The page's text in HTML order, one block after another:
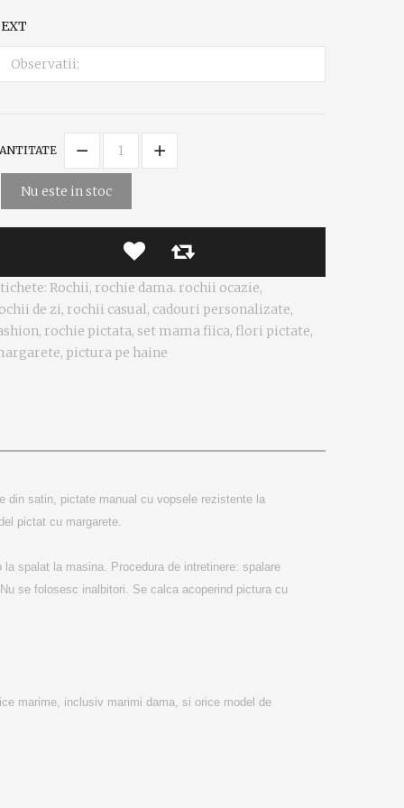
Nu este in stoc
Rochii, rochie dama. rochii ocazie,
de zi, rochii casual, cadouri personalizate,
, rochie pictata, set mama fiica, flori pictate,
, pictura pe haine
din satin, pictate manual cu vopsele rezistente la
pictat cu margarete.
spalat la masina. Procedura de intretinere: spalare
se folosesc inalbitori. Se calca acoperind pictura cu
marime, inclusiv marimi dama, si orice model de